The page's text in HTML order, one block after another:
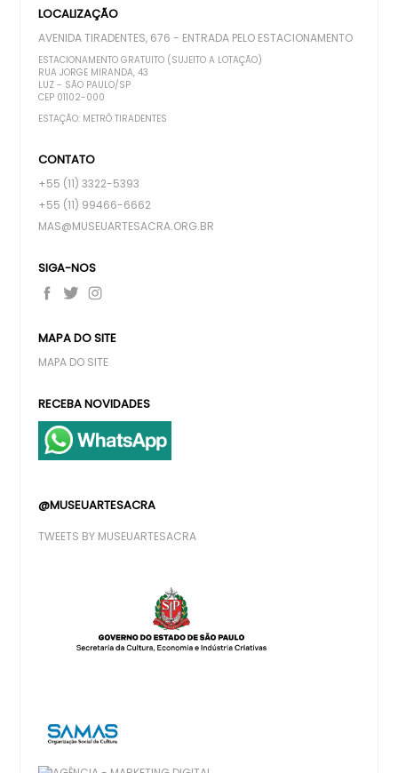
LOCALIZAÇÃO
AVENIDA TIRADENTES, 676 - ENTRADA PELO ESTACIONAMENTO
ESTACIONAMENTO GRATUITO (SUJEITO A LOTAÇÃO)
RUA JORGE MIRANDA, 43
LUZ - SÃO PAULO/SP
CEP 01102-000
ESTAÇÃO: METRÔ TIRADENTES
CONTATO
+55 (11) 3322-5393
+55 (11) 99466-6662
MAS@MUSEUARTESACRA.ORG.BR
SIGA-NOS
MAPA DO SITE
MAPA DO SITE
RECEBA NOVIDADES
@MUSEUARTESACRA
TWEETS BY MUSEUARTESACRA